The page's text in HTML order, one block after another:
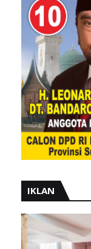
IKLAN